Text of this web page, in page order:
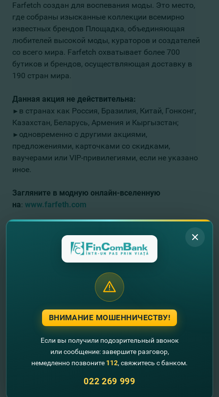
Farfetch создан для воспевания моды. Это место,
где собраны изысканные коллекции всемирно
известных брендов Площадка, объединяющая
любителей высокой моды, кураторов и создателей
со всего мира. Farfetch охватывает более 700
бутиков и брендов, осуществляющая доставку в
190 стран мира.
Данная акция не действительна:
► в странах как Россия, Бразилия, Китай, Гонконг,
Казахстан, Беларусь, Армения и Кыргызстан;
► одновременно с другими акциями,
предложениями, карточками со скидками,
ваучерами или VIP-привилегиями, если не указано
иное.
Загляните в модную онлайн-вселенную
на: www.farfeth.com
Откройте карту
СЕЙЧАС
Хотите узнать о всех специальных
предложениях Mastercard ? ДЕТАЛИ
Другие новости
ВНИМАНИЕ МОШЕННИЧЕСТВУ!
Если вы получили подозрительный звонок
или сообщение: завершите разговор,
немедленно позвоните 112, свяжитесь с банком.
022 269 999